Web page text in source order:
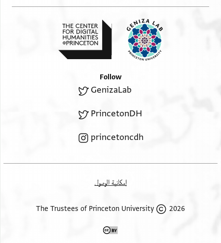
جبس 8 بنايين 10
رقاصين 6 غدا 2
يوم اﻻثنين مسمار ¼ ⅓ 1
Right column of Image 1, starting six lines down:
الحث (او: الحج؟) ومن شركه
Follow
GenizaLab
PrincetonDH
princetoncdh
إمكانية الوصول
2026 The Trustees of Princeton University